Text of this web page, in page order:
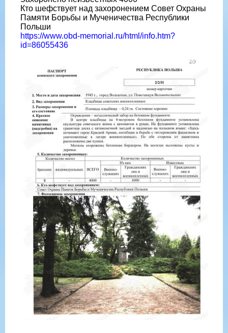
Кто шефствует над захоронением Совет Охраны
Памяти Борьбы и Мученичества Республики
Польши
https://www.obd-memorial.ru/html/info.htm?
id=86055436